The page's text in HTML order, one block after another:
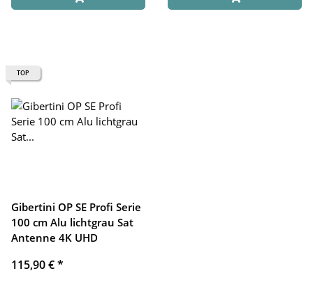
TOP
Gibertini OP SE Profi Serie
100 cm Alu lichtgrau Sat
Antenne 4K UHD
115,90 €*